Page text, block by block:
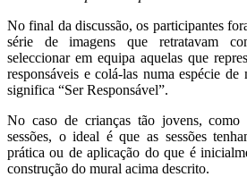
No final da discussão, os participantes
série de imagens que retratavam
seleccionar em equipa aquelas que
responsáveis e colá-las numa espécie
significa “Ser Responsável”.
No caso de crianças tão jovens, como
sessões, o ideal é que as sessões
prática ou de aplicação do que é
construção do mural acima descrito.